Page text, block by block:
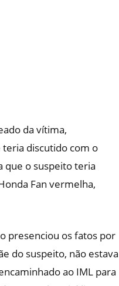
da vítima,
discutido com o
que o suspeito teria
Fan vermelha,
presenciou os fatos por
do suspeito, não estava
ao IML para